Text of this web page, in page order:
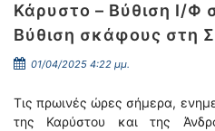
Κάρυστο – Βύθιση Ι/Φ
Βύθιση σκάφους στη
01/04/2025 4:22 μμ.
Τις πρωινές ώρες σήμερα,
της Καρύστου και της